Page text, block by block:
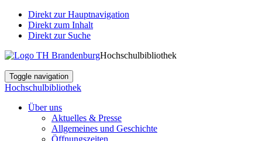
Direkt zur Hauptnavigation
Direkt zum Inhalt
Direkt zur Suche
Hochschulbibliothek
Toggle navigation
Hochschulbibliothek
Über uns
Aktuelles & Presse
Allgemeines und Geschichte
Öffnungszeiten